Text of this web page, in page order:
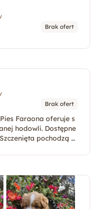
Brak ofert
Brak ofert
Faraona oferuje s
hodowli. Dostępne
pochodzą z